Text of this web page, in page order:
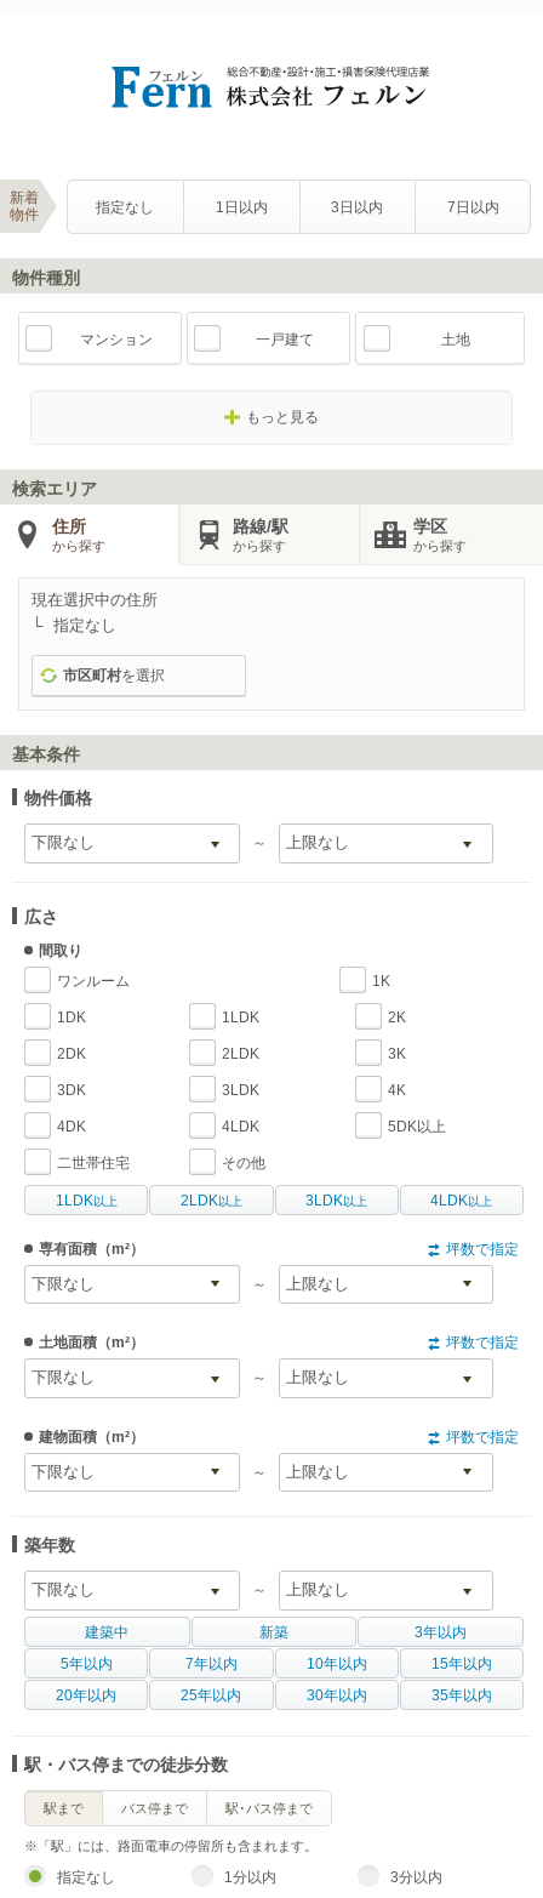
新着
物件
指定なし 1日以内 3日以内 7日以内
物件種別
マンション 一戸建て 土地
もっと見る
検索エリア
住所
から探す
路線/駅
から探す
学区
から探す
現在選択中の住所
指定なし
市区町村を選択
基本条件
物件価格
～
広さ
間取り
ワンルーム 1K
1DK 1LDK 2K
2DK 2LDK 3K
3DK 3LDK 4K
4DK 4LDK 5DK以上
二世帯住宅 その他
1LDK 以上 2LDK 以上 3LDK 以上 4LDK 以上
専有面積（m²） 坪数で指定
～
土地面積（m²） 坪数で指定
～
建物面積（m²） 坪数で指定
～
築年数
～
建築中 新築
3年以内
5年以内
7年以内 10年以内
15年以内
20年以内
25年以内 30年以内 35年以内
駅・バス停までの徒歩分数
駅まで バス停まで 駅･バス停まで
指定なし 1分以内 3分以内
※「駅」には、路面電車の停留所も含まれます。